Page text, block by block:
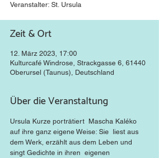
Veranstalter: St. Ursula
Zeit & Ort
12. März 2023, 17:00
Kulturcafé Windrose, Strackgasse 6, 61440
Oberursel (Taunus), Deutschland
Über die Veranstaltung
Ursula Kurze porträtiert  Mascha Kaléko
auf ihre ganz eigene Weise: Sie  liest aus
dem Werk, erzählt aus dem Leben und
singt Gedichte in ihren  eigenen